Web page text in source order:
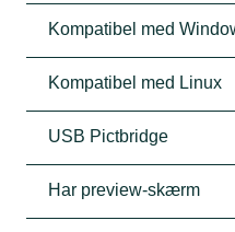
Kompatibel med
Kompatibel med Linux
USB Pictbridge
Har preview-skærm